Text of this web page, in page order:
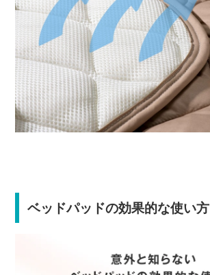
ベッドパッドの効果的な使い方